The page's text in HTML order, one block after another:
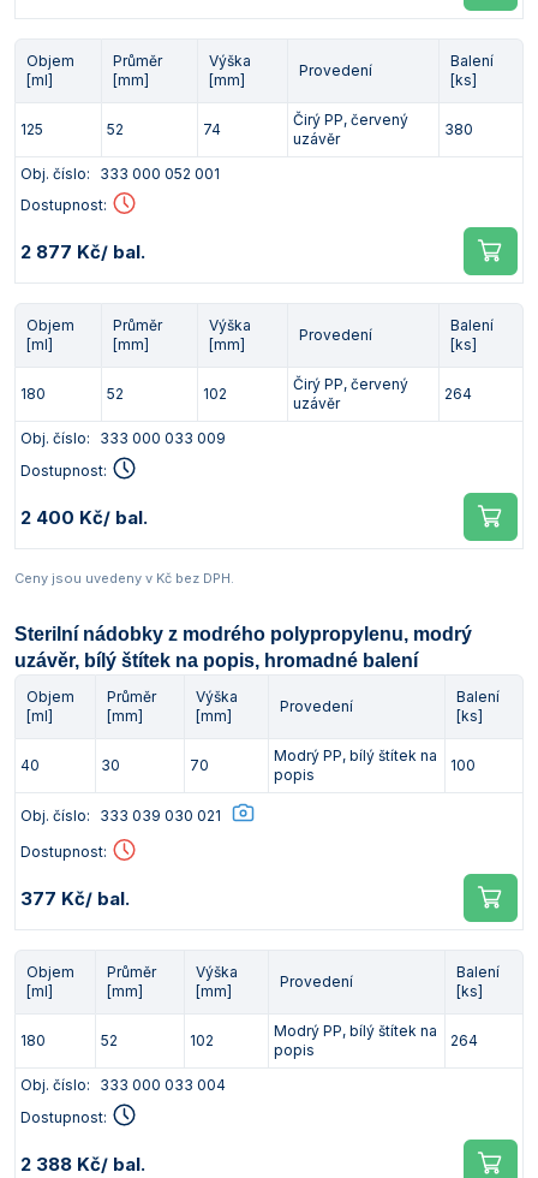
Objem
[ml]
Průměr
[mm]
Výška
[mm]
Provedení
Balení
[ks]
125 52 74
Čirý PP, červený
uzávěr
380
Obj. číslo:
333 000 052 001
Dostupnost:
2 877 Kč/ bal.
Objem
[ml]
Průměr
[mm]
Výška
[mm]
Provedení
Balení
[ks]
180 52 102
Čirý PP, červený
uzávěr
264
Obj. číslo:
333 000 033 009
Dostupnost:
2 400 Kč/ bal.
Ceny jsou uvedeny v Kč bez DPH.
Sterilní nádobky z modrého polypropylenu, modrý
uzávěr, bílý štítek na popis, hromadné balení
Objem
[ml]
Průměr
[mm]
Výška
[mm]
Provedení
Balení
[ks]
40 30 70
Modrý PP, bílý štítek na
popis
100
Obj. číslo: 333 039 030 021
Dostupnost:
377 Kč/ bal.
Objem
[ml]
Průměr
[mm]
Výška
[mm]
Provedení
Balení
[ks]
180 52 102
Modrý PP, bílý štítek na
popis
264
Obj. číslo:
333 000 033 004
Dostupnost:
2 388 Kč/ bal.